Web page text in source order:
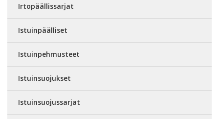
Irtopäällissarjat
Istuinpäälliset
Istuinpehmusteet
Istuinsuojukset
Istuinsuojussarjat